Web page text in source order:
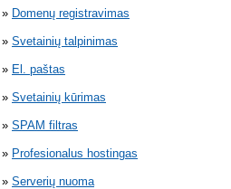
Domenų registravimas
Svetainių talpinimas
El. paštas
Svetainių kūrimas
SPAM filtras
Profesionalus hostingas
Serverių nuoma